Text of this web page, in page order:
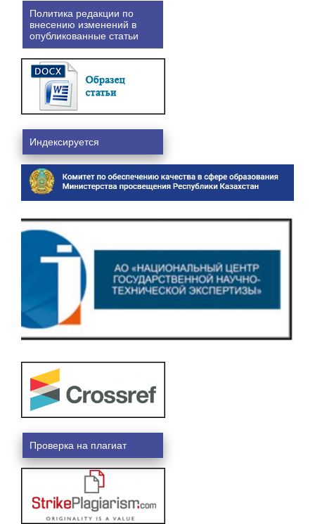
Политика редакции по
внесению изменений в
опубликованные статьи
Индексируется
Проверка на плагиат